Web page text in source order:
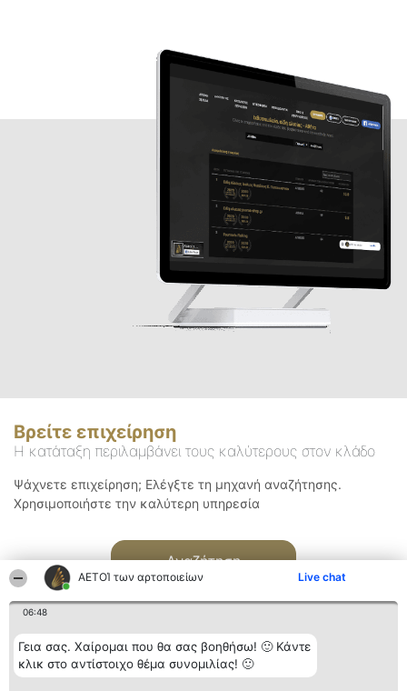
ΑΕΤΟΊ των αρτοποιείων Live chat
06:48
Γεια σας. Χαίρομαι που θα σας βοηθήσω! 🙂 Κάντε
κλικ στο αντίστοιχο θέμα συνομιλίας! 🙂
Βρείτε επιχείρηση
Η κατάταξη περιλαμβάνει τους καλύτερους στον κλάδο
Ψάχνετε επιχείρηση; Ελέγξτε τη μηχανή αναζήτησης.
Χρησιμοποιήστε την καλύτερη υπηρεσία
Αναζήτηση